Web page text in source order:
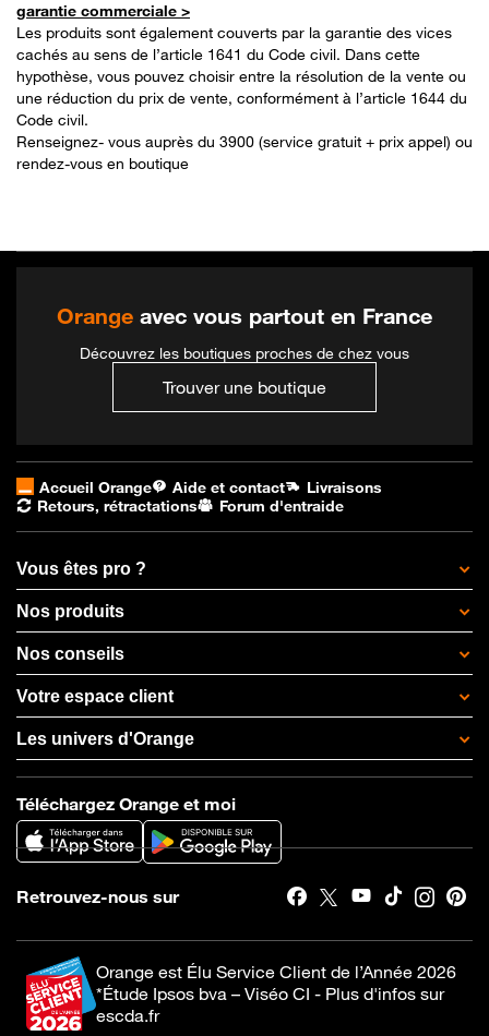
garantie commerciale >
Les produits sont également couverts par la garantie des vices
cachés au sens de l’article 1641 du Code civil. Dans cette
hypothèse, vous pouvez choisir entre la résolution de la vente ou
une réduction du prix de vente, conformément à l’article 1644 du
Code civil.
Renseignez- vous auprès du 3900 (service gratuit + prix appel) ou
rendez-vous en boutique